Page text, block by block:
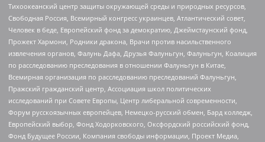
Тихоокеанский центр защиты окружающей среды и природных ресурсов,
Свободная Россия, Всемирный конгресс украинцев, Атлантический совет,
Человек в беде, Европейский фонд за демократию, Джеймстаунский фонд,
Прожект Хармони, Родники дракона, Врачи против насильственного
извлечения органов, Фалунь Дафа, Друзья Фалуньгун, Фалуньгун, Коалиция
по расследованию преследования в отношении Фалуньгун в Китае,
Всемирная организация по расследованию преследований Фалуньгун,
Пражский гражданский центр, Ассоциация школ политических
исследований при Совете Европы, Центр либеральной современности,
Форум русскоязычных европейцев, Немецко-русский обмен, Бард колледж,
Европейский выбор, Фонд Ходорковского, Оксфордский российский фонд,
Фонд Будущее России, Компания свободы информации, Проект Медиа,